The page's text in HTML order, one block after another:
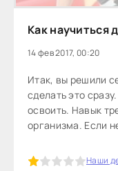
Как научиться
14 фев 2017, 00:20
Итак, вы решили
сделать это
освоить. Навык
организма. Если
Наши